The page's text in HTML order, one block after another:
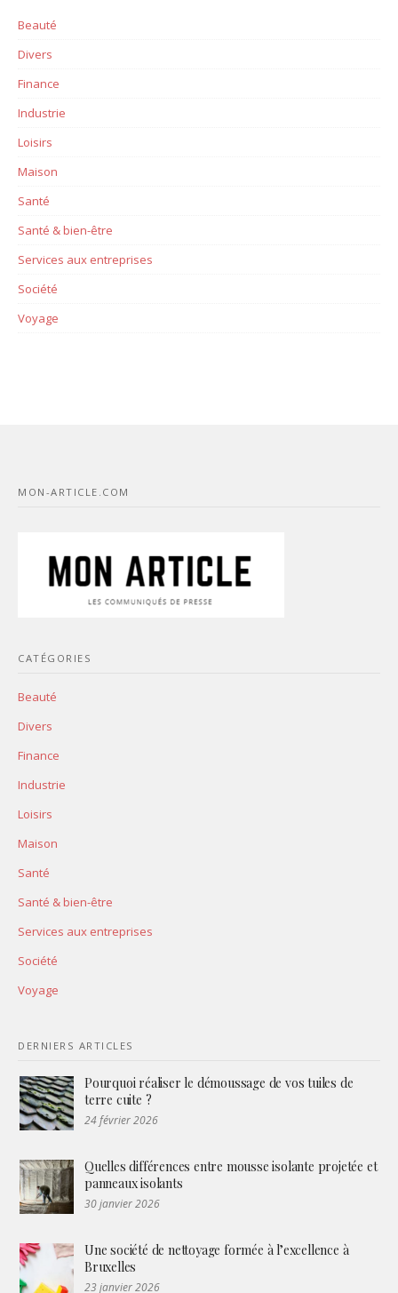
Beauté
Divers
Finance
Industrie
Loisirs
Maison
Santé
Santé & bien-être
Services aux entreprises
Société
Voyage
MON-ARTICLE.COM
CATÉGORIES
Beauté
Divers
Finance
Industrie
Loisirs
Maison
Santé
Santé & bien-être
Services aux entreprises
Société
Voyage
DERNIERS ARTICLES
Pourquoi réaliser le démoussage de vos tuiles de
terre cuite ?
24 février 2026
Quelles différences entre mousse isolante projetée et
panneaux isolants
30 janvier 2026
Une société de nettoyage formée à l’excellence à
Bruxelles
23 janvier 2026